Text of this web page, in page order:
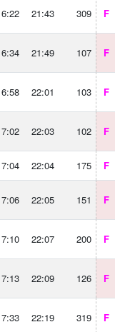
21:43 309 F
21:49 107 F
22:01 103 F
22:03 102 F
22:04 175 F
22:05 151 F
22:07 200 F
22:09 126 F
22:19 319 F